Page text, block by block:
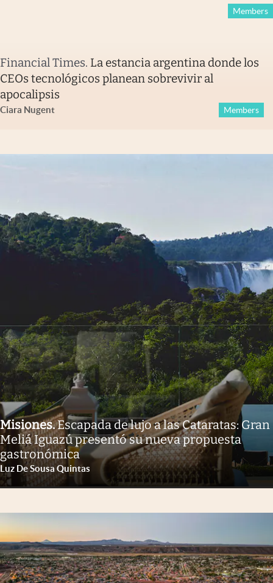
Members
Financial Times. La estancia argentina donde los
CEOs tecnológicos planean sobrevivir al
apocalipsis
Ciara Nugent Members
Misiones.Escapada de lujo a las Cataratas: Gran
Meliá Iguazú presentó su nueva propuesta
gastronómica
Luz De Sousa Quintas